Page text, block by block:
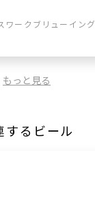
ークブリューイング
もっと見る
するビール